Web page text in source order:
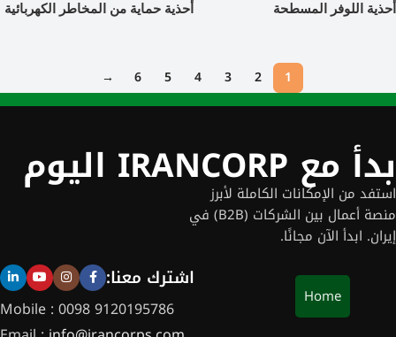
أحذية اللوفر المسطحة أحذية حماية من المخاطر الكهربائية
1
2
3
4
5
6
→
بدأ مع IRANCORP اليوم
استفد من الإمكانات الكاملة لأبرز
منصة أعمال بين الشركات (B2B) في
إيران. ابدأ الآن مجانًا.
اشترك معنا:
Mobile : 0098 9120195786
Home